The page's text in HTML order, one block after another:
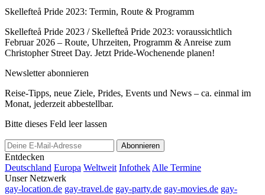
Skellefteå Pride 2023: Termin, Route & Programm
Skellefteå Pride 2023 / Skellefteå Pride 2023: voraussichtlich
Februar 2026 – Route, Uhrzeiten, Programm & Anreise zum
Christopher Street Day. Jetzt Pride-Wochenende planen!
Newsletter abonnieren
Reise-Tipps, neue Ziele, Prides, Events und News – ca. einmal im
Monat, jederzeit abbestellbar.
Bitte dieses Feld leer lassen
Abonnieren
Entdecken
Deutschland Europa Weltweit Infothek Alle Termine
Unser Netzwerk
gay-location.de gay-travel.de gay-party.de gay-movies.de gay-